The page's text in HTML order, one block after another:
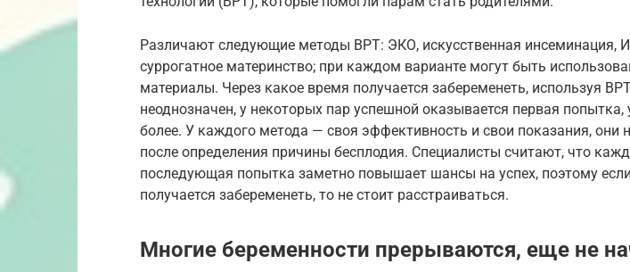
Различают следующие методы ВРТ: ЭКО, искусственная инсеминация,
суррогатное материнство; при каждом варианте могут быть
материалы. Через какое время получается забеременеть, используя
неоднозначен, у некоторых пар успешной оказывается первая попытка,
более. У каждого метода — своя эффективность и свои показания, они
после определения причины бесплодия. Специалисты считают, что
последующая попытка заметно повышает шансы на успех, поэтому
получается забеременеть, то не стоит расстраиваться.
Многие беременности прерываются, еще не